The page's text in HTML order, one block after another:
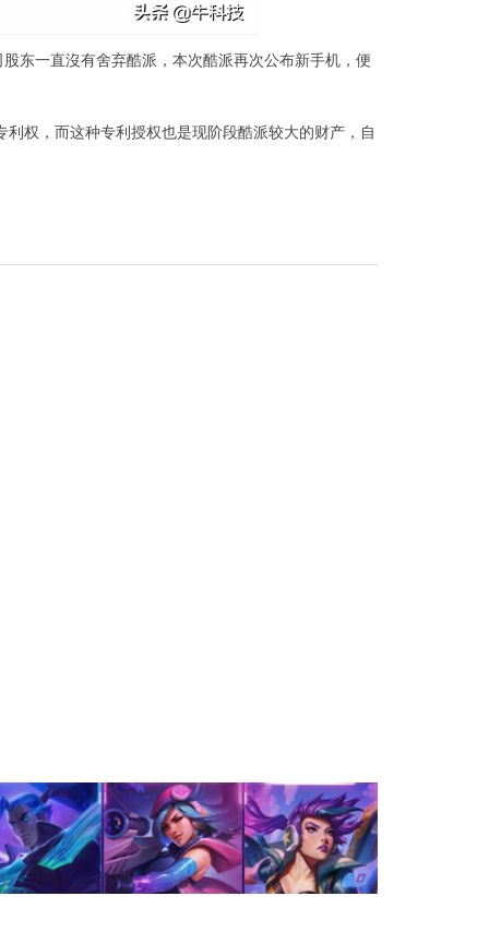
东一直沒有舍弃酷派，本次酷派再次公布新手机，便
权，而这种专利授权也是现阶段酷派较大的财产，自